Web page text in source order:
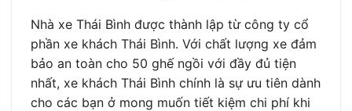
Nhà xe Thái Bình được thành lập từ công ty cổ
phần xe khách Thái Bình. Với chất lượng xe đảm
bảo an toàn cho 50 ghế ngồi với đầy đủ tiện
nhất, xe khách Thái Bình chính là sự ưu tiên dành
cho các bạn ở mong muốn tiết kiệm chi phí khi